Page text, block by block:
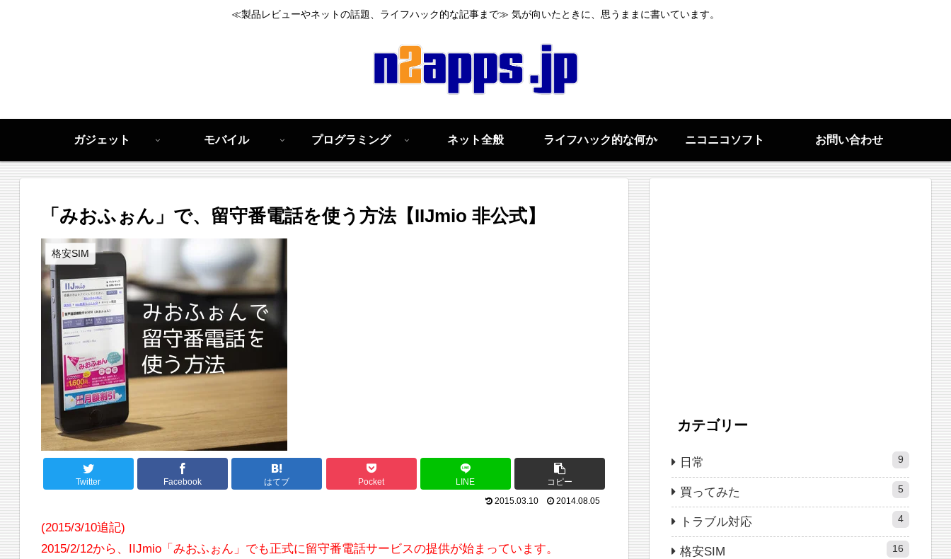
≪製品レビューやネットの話題、ライフハック的な記事まで≫ 気が向いたときに、思うままに書いています。
ガジェット モバイル プログラミング ネット全般 ライフハック的な何か ニコニコソフト お問い合わせ
「みおふぉん」で、留守番電話を使う方法【IIJmio 非公式】
格安SIM
Twitter Facebook はてブ Pocket LINE
コピー
2015.03.10
2014.08.05
(2015/3/10追記)
2015/2/12から、IIJmio「みおふぉん」でも正式に留守番電話サービスの提供が始まっています。
カテゴリー
日常 9
買ってみた 5
トラブル対応 4
格安SIM 16